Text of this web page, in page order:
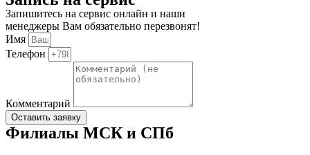
Запишитесь на сервис онлайн и наши
менеджеры Вам обязательно перезвонят!
Имя
Телефон
Комментарий
Оставить заявку
Филиалы МСК и СПб